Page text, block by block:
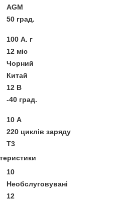
AGM
50 град.
100 А. г
12 міс
Чорний
Китай
12 В
-40 град.
10 А
220 циклів заряду
T3
10
Необслуговувані
12